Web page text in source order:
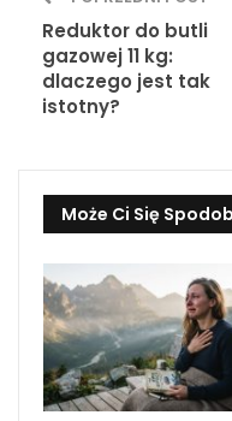
Reduktor do butli
gazowej 11 kg:
dlaczego jest tak
istotny?
Może Ci Się